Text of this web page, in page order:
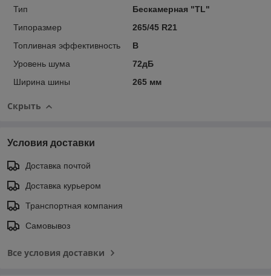
Тип
Бескамерная "TL"
Типоразмер
265/45 R21
Топливная эффективность
B
Уровень шума
72дБ
Ширина шины
265 мм
Скрыть
Условия доставки
Доставка почтой
Доставка курьером
Транспортная компания
Самовывоз
Все условия доставки